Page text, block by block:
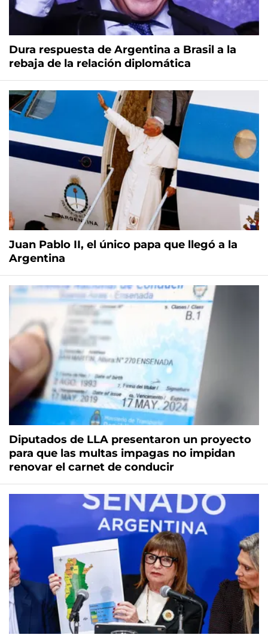
Dura respuesta de Argentina a Brasil a la
rebaja de la relación diplomática
Juan Pablo II, el único papa que llegó a la
Argentina
Diputados de LLA presentaron un proyecto
para que las multas impagas no impidan
renovar el carnet de conducir